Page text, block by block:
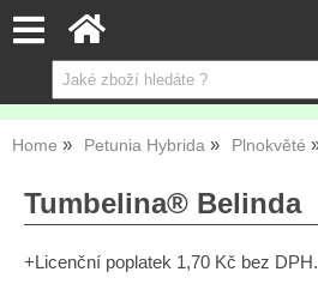
Home Petunia Hybrida Plnokvěté
Tumbelina® Belinda
+Licenční poplatek 1,70 Kč bez DPH.